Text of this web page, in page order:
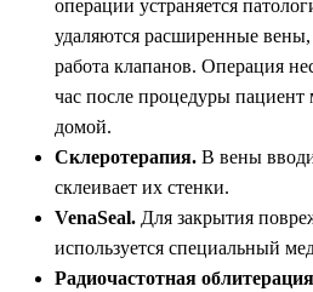
операции устраняется
удаляются расширенные вены,
работа клапанов. Операция
час после процедуры пациент
домой.
Склеротерапия. В вены
склеивает их стенки.
VenaSeal. Для закрытия
используется специальный
Радиочастотная